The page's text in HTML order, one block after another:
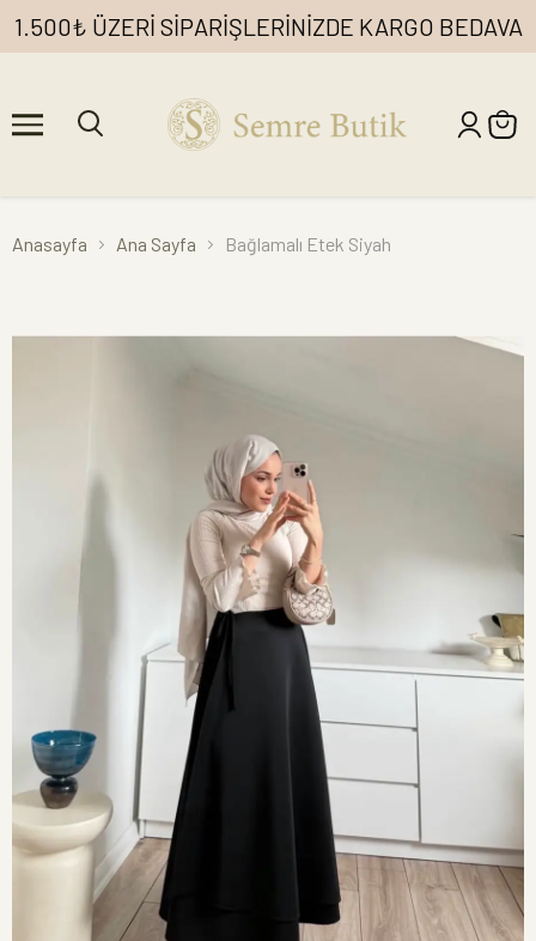
1.500₺ ÜZERİ SİPARİŞLERİNİZDE KARGO BEDAVA
Anasayfa Ana Sayfa Bağlamalı Etek Siyah